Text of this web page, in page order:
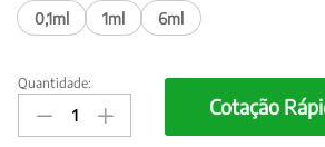
0,1ml 1ml 6ml
Anticorpo
Mieloperoxidase,
policlonal
Quantidade:
Cotação